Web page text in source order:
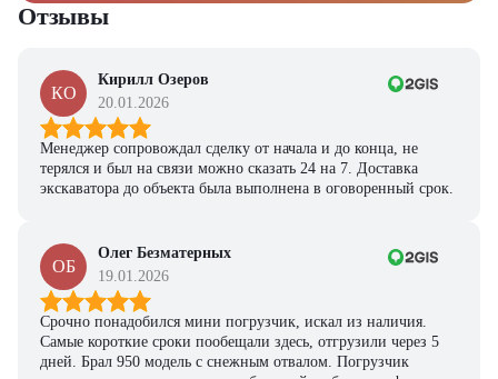
Отзывы
КО
Кирилл Озеров
20.01.2026
Менеджер сопровождал сделку от начала и до конца, не
терялся и был на связи можно сказать 24 на 7. Доставка
экскаватора до объекта была выполнена в оговоренный срок.
ОБ
Олег Безматерных
19.01.2026
Срочно понадобился мини погрузчик, искал из наличия.
Самые короткие сроки пообещали здесь, отгрузили через 5
дней. Брал 950 модель с снежным отвалом. Погрузчик